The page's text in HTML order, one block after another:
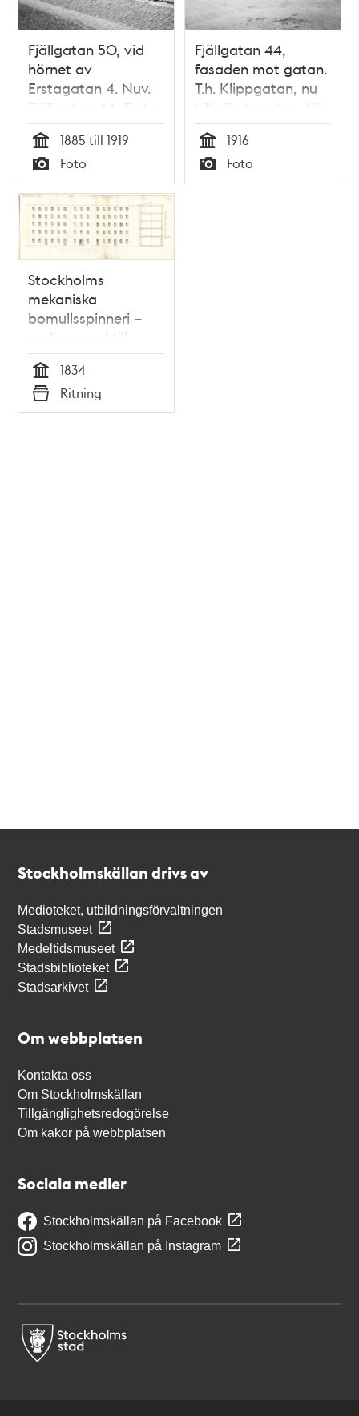
Fjällgatan 50, vid
hörnet av
Erstagatan 4. Nuv.
Fjällgatan 44, Ersta
sjukhus
Tid
1885 till 1919
Typ
Foto
Fjällgatan 44,
fasaden mot gatan.
T.h. Klippgatan, nu
Lilla Erstagatan. Här
ligger numera Ersta
sjukhus
Tid
1916
Typ
Foto
Stockholms
mekaniska
bomullsspinneri –
ombyggnad till
fabrik 1834
Tid
1834
Typ
Ritning
Stockholmskällan drivs av
Medioteket, utbildningsförvaltningen
Stadsmuseet
Medeltidsmuseet
Stadsbiblioteket
Stadsarkivet
Om webbplatsen
Kontakta oss
Om Stockholmskällan
Tillgänglighetsredogörelse
Om kakor på webbplatsen
Sociala medier
Stockholmskällan på Facebook
Stockholmskällan på Instagram